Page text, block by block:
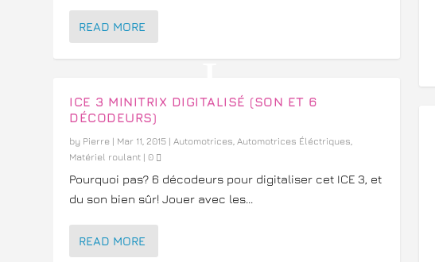
READ MORE
ICE 3 MINITRIX DIGITALISÉ (SON ET 6
DÉCODEURS)
by Pierre | Mar 11, 2015 |Automotrices ,Automotrices Éléctriques
Matériel roulant |0
Pourquoi pas? 6 décodeurs pour digitaliser cet ICE 3, et
du son bien sûr! Jouer avec les...
READ MORE